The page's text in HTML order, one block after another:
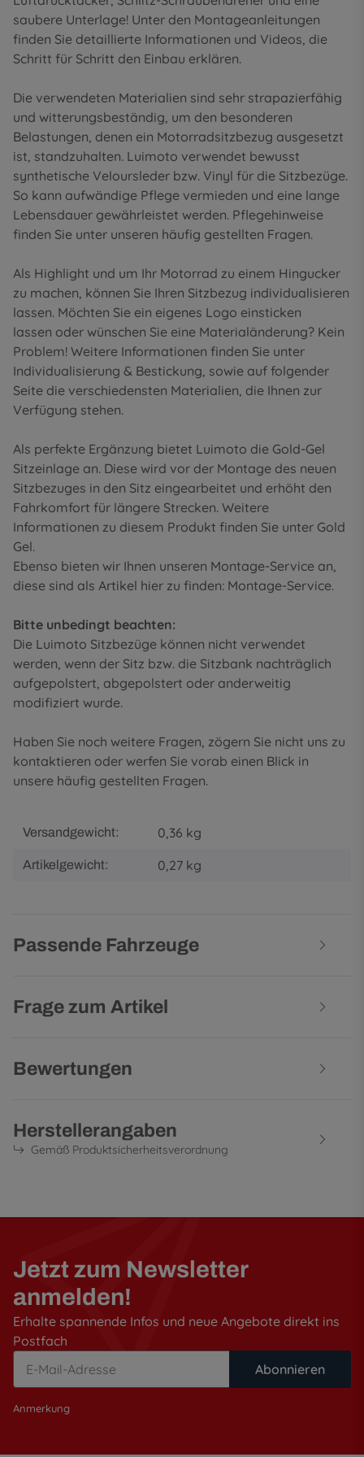
saubere Unterlage! Unter den Montageanleitungen
finden Sie detaillierte Informationen und Videos, die
Schritt für Schritt den Einbau erklären.
Die verwendeten Materialien sind sehr strapazierfähig
und witterungsbeständig, um den besonderen
Belastungen, denen ein Motorradsitzbezug ausgesetzt
ist, standzuhalten. Luimoto verwendet bewusst
synthetische Veloursleder bzw. Vinyl für die Sitzbezüge.
So kann aufwändige Pflege vermieden und eine lange
Lebensdauer gewährleistet werden. Pflegehinweise
finden Sie unter unseren häufig gestellten Fragen.
Als Highlight und um Ihr Motorrad zu einem Hingucker
zu machen, können Sie Ihren Sitzbezug individualisieren
lassen. Möchten Sie ein eigenes Logo einsticken
lassen oder wünschen Sie eine Materialänderung? Kein
Problem! Weitere Informationen finden Sie unter
Individualisierung & Bestickung, sowie auf folgender
Seite die verschiedensten Materialien, die Ihnen zur
Verfügung stehen.
Als perfekte Ergänzung bietet Luimoto die Gold-Gel
Sitzeinlage an. Diese wird vor der Montage des neuen
Sitzbezuges in den Sitz eingearbeitet und erhöht den
Fahrkomfort für längere Strecken. Weitere
Informationen zu diesem Produkt finden Sie unter Gold
Gel.
Ebenso bieten wir Ihnen unseren Montage-Service an,
diese sind als Artikel hier zu finden: Montage-Service.
Bitte unbedingt beachten:
Die Luimoto Sitzbezüge können nicht verwendet
werden, wenn der Sitz bzw. die Sitzbank nachträglich
aufgepolstert, abgepolstert oder anderweitig
modifiziert wurde.
Haben Sie noch weitere Fragen, zögern Sie nicht uns zu
kontaktieren oder werfen Sie vorab einen Blick in
unsere häufig gestellten Fragen.
Versandgewicht: 0,36 kg
Artikelgewicht: 0,27 kg
Passende Fahrzeuge
Frage zum Artikel
Bewertungen
Herstellerangaben
Gemäß Produktsicherheitsverordnung
Jetzt zum Newsletter
anmelden!
Erhalte spannende Infos und neue Angebote direkt ins
Postfach
Abonnieren
Anmerkung